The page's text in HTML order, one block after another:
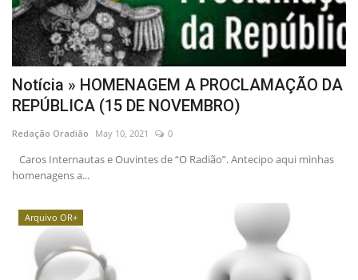
Notícia » HOMENAGEM A PROCLAMAÇÃO DA
REPÚBLICA (15 DE NOVEMBRO)
Redação Oradião May 10, 2021 0
Caros Internautas e Ouvintes de “O Radião”. Antecipo aqui minhas
homenagens a...
Arquivo OR+